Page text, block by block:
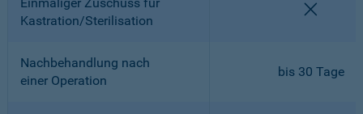
Kastration/Sterilisation
Nachbehandlung nach
einer Operation
bis 30 Tage